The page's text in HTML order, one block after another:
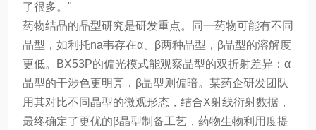
了很多。"
药物结晶的晶型研究是研发重点。同一药物可能有不同
晶型，如利托na韦存在α、β两种晶型，β晶型的溶解度
更低。BX53P的偏光模式能观察晶型的双折射差异：α
晶型的干涉色更明亮，β晶型则偏暗。某药企研发团队
用其对比不同晶型的微观形态，结合X射线衍射数据，
最终确定了更优的β晶型制备工艺，药物生物利用度提